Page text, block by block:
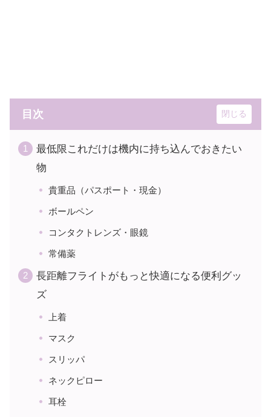
目次
最低限これだけは機内に持ち込んでおきたい
物
貴重品（パスポート・現金）
ボールペン
コンタクトレンズ・眼鏡
常備薬
長距離フライトがもっと快適になる便利グッ
ズ
上着
マスク
スリッパ
ネックピロー
耳栓